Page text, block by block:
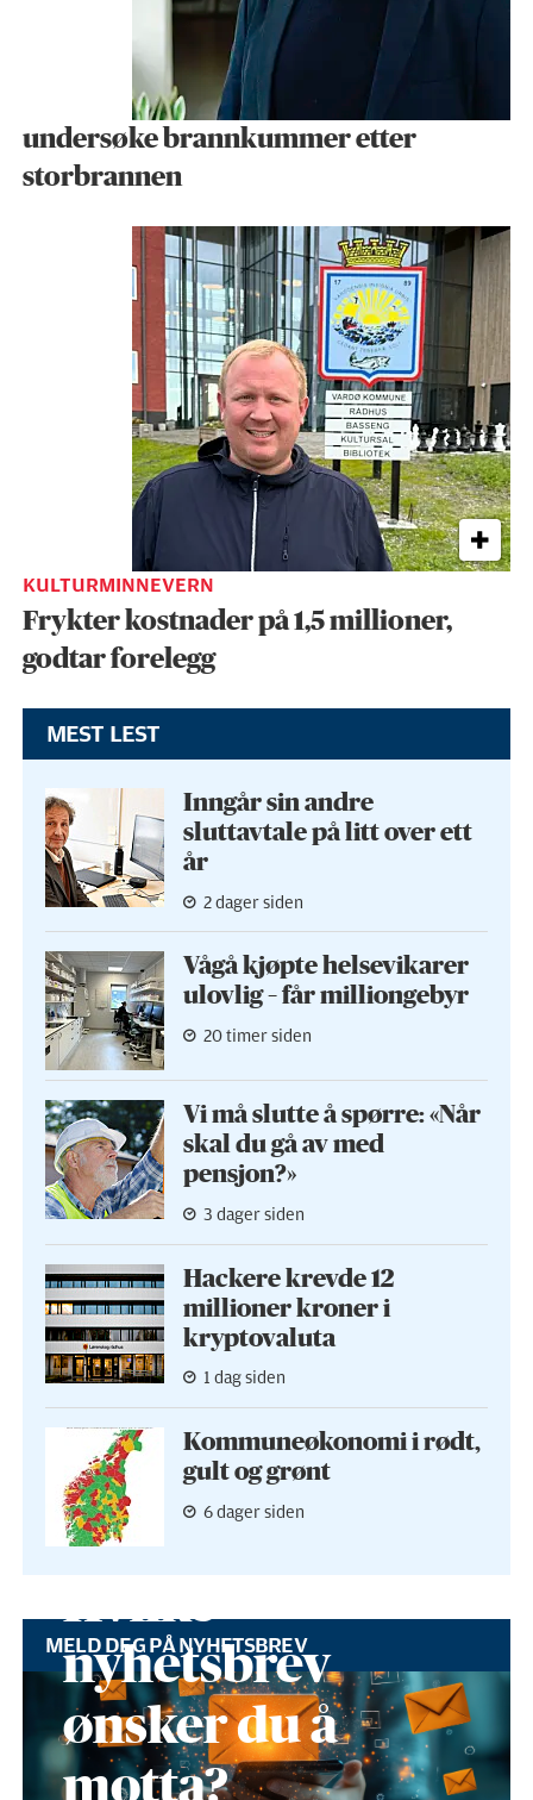
undersøke brann­kummer etter
storbrannen
KULTURMINNEVERN
Frykter kostnader på 1,5 millioner,
godtar forelegg
MEST LEST
Inngår sin andre
sluttavtale på litt over ett
år
2 dager siden
Vågå kjøpte helse­vikarer
ulovlig – får milliongebyr
20 timer siden
Vi må slutte å spørre: «Når
skal du gå av med
pensjon?»
3 dager siden
Hackere krevde 12
millioner kroner i
kryptovaluta
1 dag siden
Kommuneøkonomi i rødt,
gult og grønt
6 dager siden
MELD DEG PÅ NYHETSBREV
Hvilke
nyhetsbrev
ønsker du å
motta?